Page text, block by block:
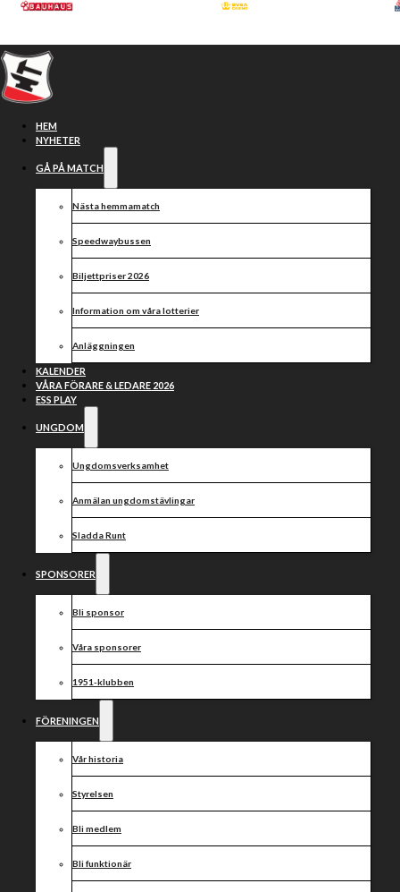
Hoppa till huvudinnehåll
HEM
NYHETER
GÅ PÅ MATCH
Nästa hemmamatch
Speedwaybussen
Biljettpriser 2026
Information om våra lotterier
Anläggningen
KALENDER
VÅRA FÖRARE & LEDARE 2026
ESS PLAY
UNGDOM
Ungdomsverksamhet
Anmälan ungdomstävlingar
Sladda Runt
SPONSORER
Bli sponsor
Våra sponsorer
1951-klubben
FÖRENINGEN
Vår historia
Styrelsen
Bli medlem
Bli funktionär
Kalender